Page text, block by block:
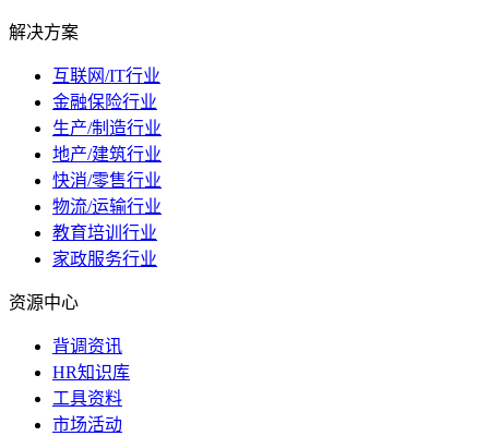
解决方案
互联网/IT行业
金融保险行业
生产/制造行业
地产/建筑行业
快消/零售行业
物流/运输行业
教育培训行业
家政服务行业
资源中心
背调资讯
HR知识库
工具资料
市场活动